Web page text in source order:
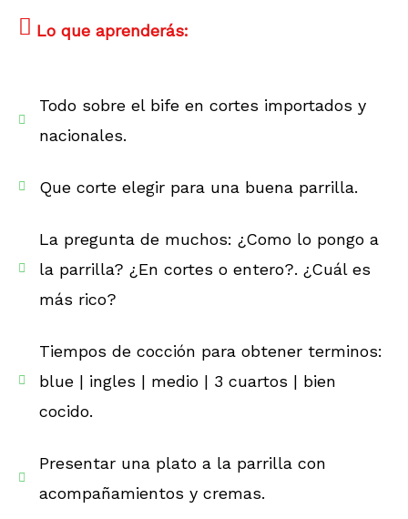
Lo que aprenderás:
Todo sobre el bife en cortes importados y
nacionales.
Que corte elegir para una buena parrilla.
La pregunta de muchos: ¿Como lo pongo a
la parrilla? ¿En cortes o entero?. ¿Cuál es
más rico?
Tiempos de cocción para obtener terminos:
blue | ingles | medio | 3 cuartos | bien
cocido.
Presentar una plato a la parrilla con
acompañamientos y cremas.